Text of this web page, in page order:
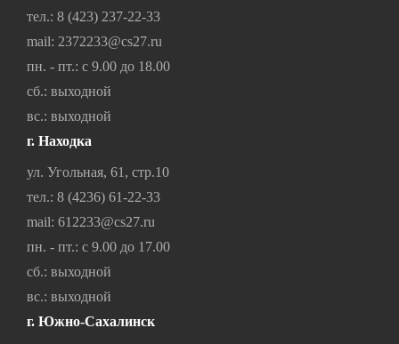
тел.: 8 (423) 237-22-33
mail: 2372233@cs27.ru
пн. - пт.: с 9.00 до 18.00
сб.: выходной
вс.: выходной
г. Находка
ул. Угольная, 61, стр.10
тел.: 8 (4236) 61-22-33
mail: 612233@cs27.ru
пн. - пт.: с 9.00 до 17.00
сб.: выходной
вс.: выходной
г. Южно-Сахалинск